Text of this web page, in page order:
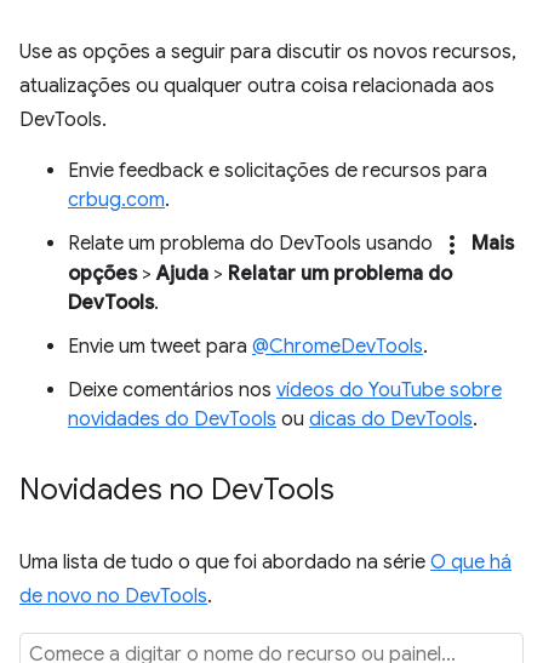
Use as opções a seguir para discutir os novos recursos,
atualizações ou qualquer outra coisa relacionada aos
DevTools.
Envie feedback e solicitações de recursos para
crbug.com.
Relate um problema do DevTools usando
more_vert
Mais
opções>Ajuda > Relatar um problema do
DevTools.
Envie um tweet para @ChromeDevTools.
Deixe comentários nos vídeos do YouTube sobre
novidades do DevTools ou dicas do DevTools.
Novidades no DevTools
Uma lista de tudo o que foi abordado na série O que há
de novo no DevTools.